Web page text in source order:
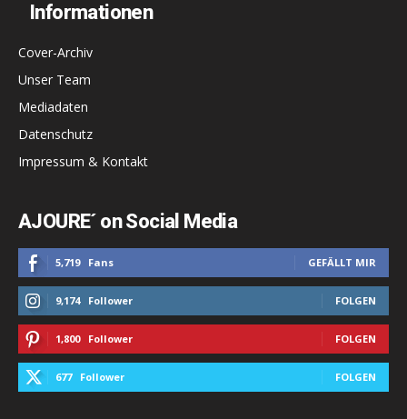
Informationen
Cover-Archiv
Unser Team
Mediadaten
Datenschutz
Impressum & Kontakt
AJOURE´ on Social Media
5,719 Fans GEFÄLLT MIR
9,174 Follower FOLGEN
1,800 Follower FOLGEN
677 Follower FOLGEN